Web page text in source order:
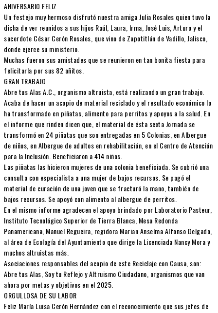
ANIVERSARIO FELIZ
Un festejo muy hermoso disfrutó nuestra amiga Julia Rosales quien tuvo la
dicha de ver reunidos a sus hijos Raúl, Laura, Irma, José Luis, Arturo y el
sacerdote César Cerón Rosales, que vino de Zapotitlán de Vadillo, Jalisco,
donde ejerce su ministerio.
Muchas fueron sus amistades que se reunieron en tan bonita fiesta para
felicitarla por sus 82 añitos.
GRAN TRABAJO
Abre tus Alas A.C., organismo altruista, está realizando un gran trabajo.
Acaba de hacer un acopio de material reciclado y el resultado económico lo
ha transformado en piñatas, alimento para perritos y apoyos a la salud. En
el informe que rinden dicen que, el material de ésta sexta Jornada se
transformó en 24 piñatas que son entregadas en 5 Colonias, en Albergue
de niños, en Albergue de adultos en rehabilitación, en el Centro de Atención
para la Inclusión. Beneficiaron a 414 niños.
Las piñatas las hicieron mujeres de una colonia beneficiada. Se cubrió una
consulta con especialista a una mujer de bajos recursos. Se pagó el
material de curación de una joven que se fracturó la mano, también de
bajos recursos. Se apoyó con alimento al albergue de perritos.
En el mismo informe agradecen el apoyo brindado por Laboratorio Pasteur,
Instituto Tecnológico Superior de Tierra Blanca, Mesa Redonda
Panamericana, Manuel Regueira, regidora Marian Anselma Alfonso Delgado,
al área de Ecología del Ayuntamiento que dirige la Licenciada Nancy Mora y
muchos altruistas más.
Asociaciones responsables del acopio de este Reciclaje con Causa, son:
Abre tus Alas, Soy tu Reflejo y Altruismo Ciudadano, organismos que van
ahora por metas y objetivos en el 2025.
ORGULLOSA DE SU LABOR
Feliz María Luisa Cerón Hernández con el reconocimiento que sus jefes de